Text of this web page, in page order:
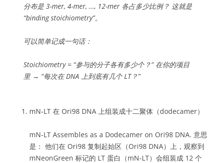
分布是 3-mer, 4-mer, …, 12-mer 各占多少比例？ 这就是
“binding stoichiometry”。
可以简单记成一句话：
Stoichiometry = “参与的分子各有多少个？” 在你的项目
里 → “每次在 DNA 上到底有几个 LT？”
mN-LT 在 Ori98 DNA 上组装成十二聚体（dodecamer）
mN-LT Assembles as a Dodecamer on Ori98 DNA. 意思
是： 他们在 Ori98 复制起始区（Ori98 DNA）上，观察到
mNeonGreen 标记的 LT 蛋白（mN-LT）会组装成 12 个